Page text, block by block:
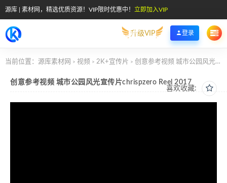
源库 | 素材网，精选优质资源！VIP限时优惠中！ 立即加入VIP
升级VIP 登录
当前位置： 源库素材网 > 视频 > 2K+宣传片 > 创意参考视频 城市公园风光宣传片chrispzero Reel 2017
喜欢收藏:
创意参考视频 城市公园风光宣传片chrispzero Reel 2017